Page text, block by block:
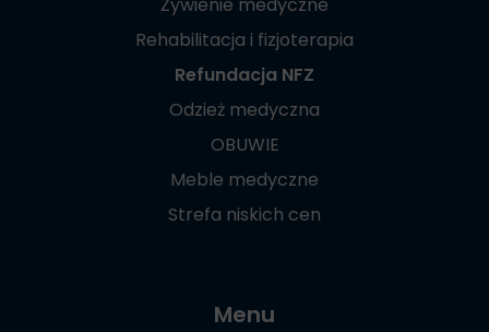
Żywienie medyczne
Rehabilitacja i fizjoterapia
Refundacja NFZ
Odzież medyczna
OBUWIE
Meble medyczne
Strefa niskich cen
Menu